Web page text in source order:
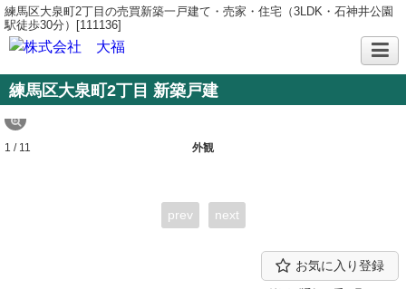
練馬区大泉町2丁目の売買新築一戸建て・売家・住宅（3LDK・石神井公園
駅徒歩30分）[111136]
練馬区大泉町2丁目 新築戸建
外観
1 / 11
prev next
お気に入り登録